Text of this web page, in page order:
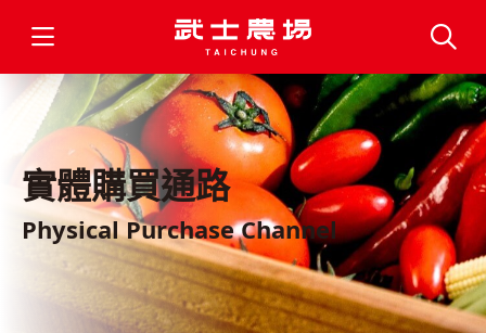
實體購買通路
Physical Purchase Channel